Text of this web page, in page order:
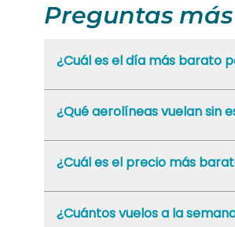
Preguntas
¿Cuál es el día más barato
¿Qué aerolíneas vuelan sin
¿Cuál es el precio más
¿Cuántos vuelos a la